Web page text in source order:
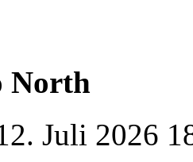
North
Juli 2026